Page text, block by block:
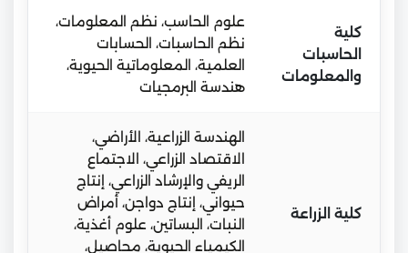
كلية
الحاسبات
والمعلومات
علوم الحاسب، نظم المعلومات،
نظم الحاسبات، الحسابات
العلمية، المعلوماتية الحيوية،
هندسة البرمجيات
كلية الزراعة
الهندسة الزراعية، الأراضي،
الاقتصاد الزراعي، الاجتماع
الريفي والإرشاد الزراعي، إنتاج
حيواني، إنتاج دواجن، أمراض
النبات، البساتين، علوم أغذية،
الكيمياء الحيوية، محاصيل،